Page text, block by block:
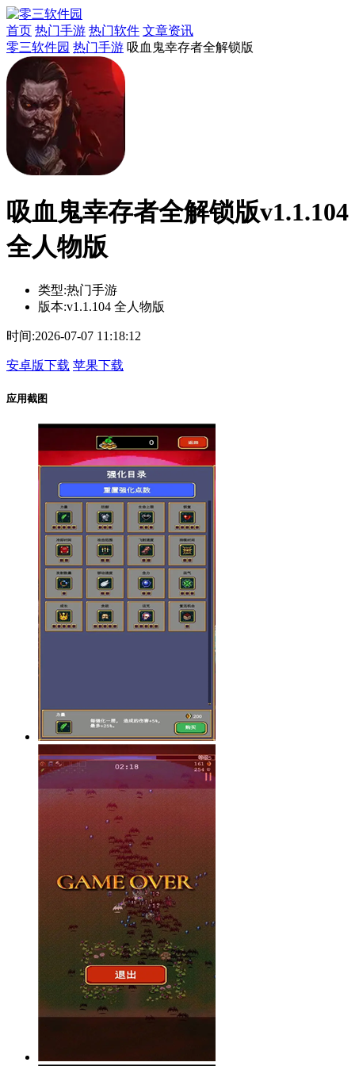
首页 热门手游 热门软件 文章资讯
零三软件园 热门手游 吸血鬼幸存者全解锁版
吸血鬼幸存者全解锁版v1.1.104
全人物版
类型:热门手游
版本:v1.1.104 全人物版
时间:2026-07-07 11:18:12
安卓版下载 苹果下载
应用截图